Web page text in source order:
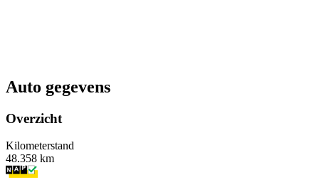
Auto gegevens
Overzicht
Kilometerstand
48.358 km